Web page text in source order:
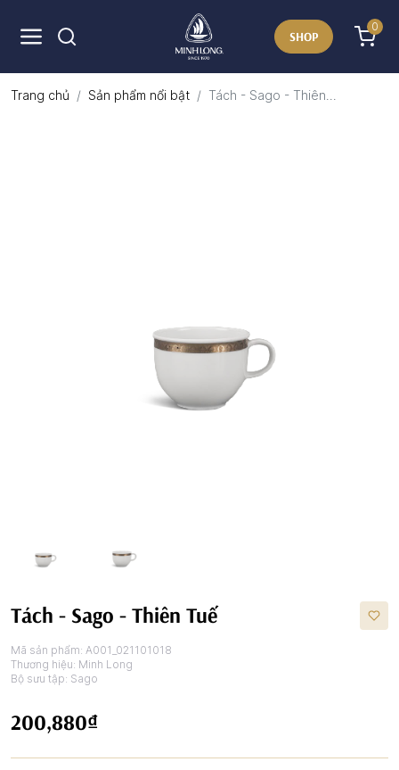
SHOP
0
Trang chủ Sản phẩm nổi bật Tách - Sago - Thiên...
Tách - Sago - Thiên Tuế
Mã sản phẩm: A001_021101018
Thương hiệu: Minh Long
Bộ sưu tập: Sago
200,880₫